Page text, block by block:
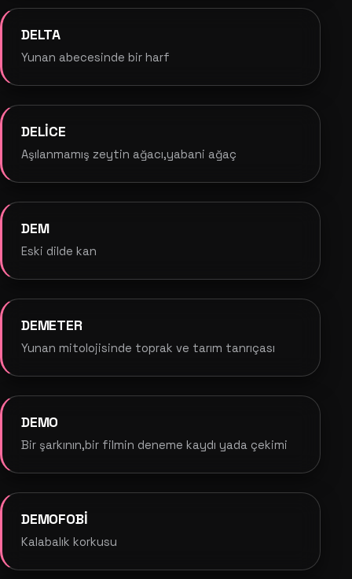
DELTA
Yunan abecesinde bir harf
DELİCE
Aşılanmamış zeytin ağacı,yabani ağaç
DEM
Eski dilde kan
DEMETER
Yunan mitolojisinde toprak ve tarım tanrıçası
DEMO
Bir şarkının,bir filmin deneme kaydı yada çekimi
DEMOFOBİ
Kalabalık korkusu